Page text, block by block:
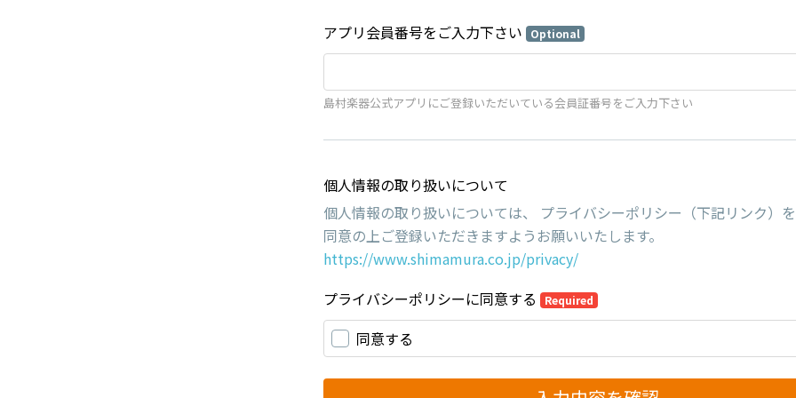
アプリ会員番号をご入力下さい Optional
島村楽器公式アプリにご登録いただいている会員証番号をご入力下さい
個人情報の取り扱いについて
個人情報の取り扱いについては、 プライバシーポリシー（下記リンク）を
同意の上ご登録いただきますようお願いいたします。
https://www.shimamura.co.jp/privacy/
プライバシーポリシーに同意する
Required
同意する